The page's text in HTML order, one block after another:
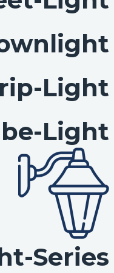
Light
Light
Series